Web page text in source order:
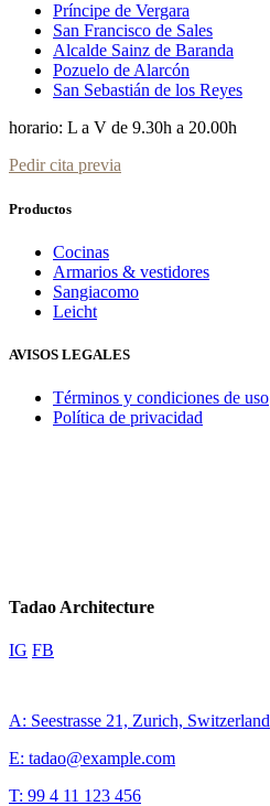
Príncipe de Vergara
San Francisco de Sales
Alcalde Sainz de Baranda
Pozuelo de Alarcón
San Sebastián de los Reyes
horario: L a V de 9.30h a 20.00h
Pedir cita previa
Productos
Cocinas
Armarios & vestidores
Sangiacomo
Leicht
AVISOS LEGALES
Términos y condiciones de uso
Política de privacidad
Tadao Architecture
IG FB
A: Seestrasse 21, Zurich, Switzerland
E: tadao@example.com
T: 99 4 11 123 456